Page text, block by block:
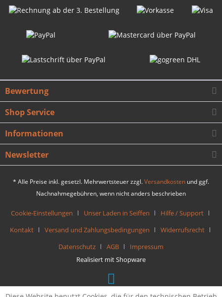
Bewertung
Shop Service
Informationen
Newsletter
* Alle Preise inkl. gesetzl. Mehrwertsteuer zzgl.Versandkosten und ggf.
Nachnahmegebühren, wenn nicht anders beschrieben
Cookie-Einstellungen Unser Laden in Seiffen
Hilfe / Support
Kontakt
Versand und Zahlungsbedingungen
Widerrufsrecht
Datenschutz
AGB
Impressum
Realisiert mit Shopware